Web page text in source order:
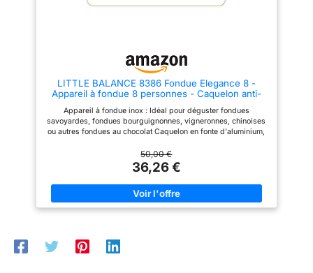
nettoyer Base chauffante avec
fondue électrique Severin en
LITTLE BALANCE 8386 Fondue Elegance 8 -
Appareil à fondue 8 personnes - Caquelon anti-
brossé premium
Appareil à fondue inox : Idéal pour déguster fondues
savoyardes, fondues bourguignonnes, vigneronnes, chinoises
ou autres fondues au chocolat Caquelon en fonte d'aluminium,
l'extérieur du caquelon pour éviter tous débordements -
Amovible et facile à nettoyer Large couvercle inox anti-
projection. Encoches pour caler les fourchettes à fondue lors
de la cuisson - Amovible et facile à nettoyer Avec sa puissance
de 800 W et son thermostat réglable , adaptez la température
de votre fondue Elegance 8 pour chaque recette : chauffer,
pour déplacer votre appareil à fondue facilement, en toute
50,00 €
36,26 €